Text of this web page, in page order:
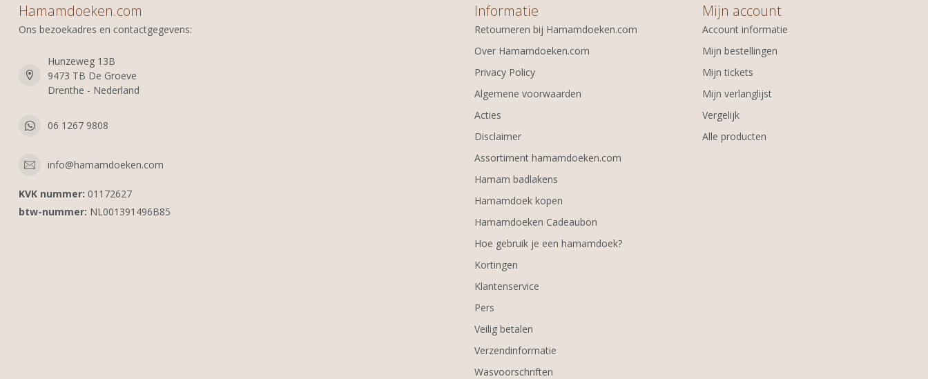
Hamamdoeken.com
Ons bezoekadres en contactgegevens:
Hunzeweg 13B
9473 TB De Groeve
Drenthe - Nederland
06 1267 9808
info@hamamdoeken.com
KVK nummer: 01172627
btw-nummer: NL001391496B85
Informatie
Retourneren bij Hamamdoeken.com
Over Hamamdoeken.com
Privacy Policy
Algemene voorwaarden
Acties
Disclaimer
Assortiment hamamdoeken.com
Hamam badlakens
Hamamdoek kopen
Hamamdoeken Cadeaubon
Hoe gebruik je een hamamdoek?
Kortingen
Klantenservice
Pers
Veilig betalen
Verzendinformatie
Wasvoorschriften
Mijn account
Account informatie
Mijn bestellingen
Mijn tickets
Mijn verlanglijst
Vergelijk
Alle producten